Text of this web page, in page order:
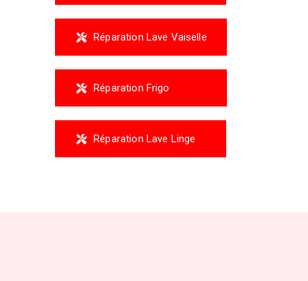
Réparation Lave Vaiselle
Réparation Frigo
Réparation Lave Linge